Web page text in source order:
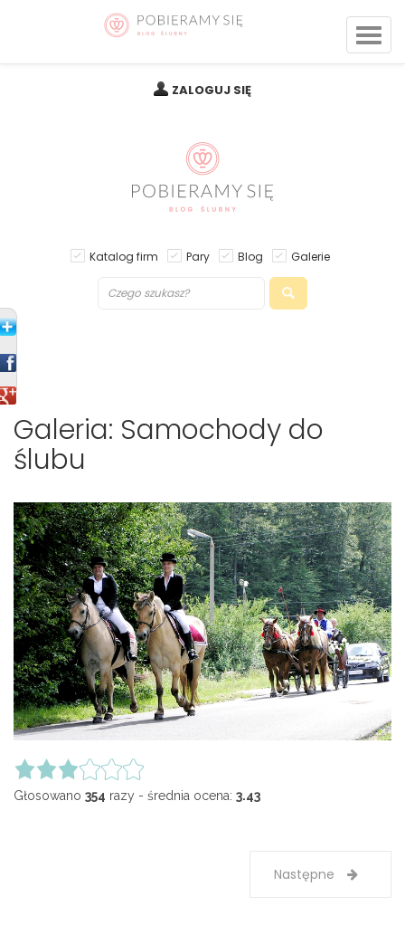
ZALOGUJ SIĘ
Katalog firm Pary Blog Galerie
Galeria: Samochody do
ślubu
Głosowano 354 razy - średnia ocena: 3.43
Następne